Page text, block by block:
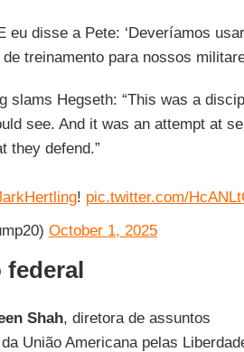
eu disse a Pete: ‘Deveríamos
treinamento para nossos
slams Hegseth: “This was a
see. And it was an attempt at
they defend.”
! pic.twitter.com/
October 1, 2025
Shah, diretora de assuntos
União Americana pelas